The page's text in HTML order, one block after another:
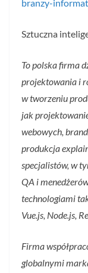
branzy-
Sztuczna
To polska firma
projektowania i
w tworzeniu
jak
webowych,
produkcja
specjalistów, w
QA i
technologiami
Vue.js, Node.js,
Firma
globalnymi